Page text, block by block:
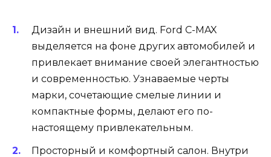
Дизайн и внешний вид. Ford C-MAX
выделяется на фоне других автомобилей и
привлекает внимание своей элегантностью
и современностью. Узнаваемые черты
марки, сочетающие смелые линии и
компактные формы, делают его по-
настоящему привлекательным.
Просторный и комфортный салон. Внутри